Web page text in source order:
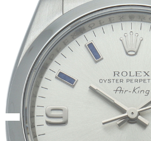
セール商品
特集